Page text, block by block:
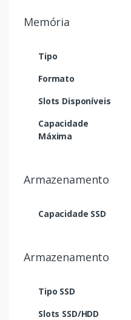
Memória
Tipo
Formato
Slots Disponíveis
Capacidade
Máxima
Armazenamento
Capacidade SSD
Armazenamento
Tipo SSD
Slots SSD/HDD